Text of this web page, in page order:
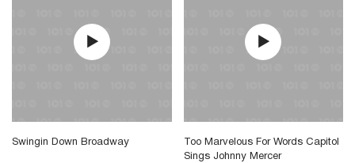
Swingin Down Broadway
Too Marvelous For Words Capitol
Sings Johnny Mercer